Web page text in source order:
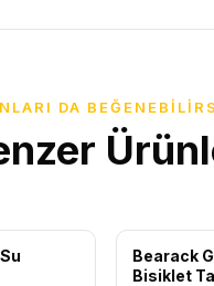
DA
Bearack
Bisiklet